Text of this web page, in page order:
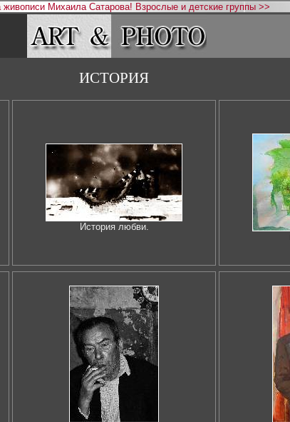
Михаила Сатарова! Взрослые и детские группы >>
ИСТОРИЯ
История любви.